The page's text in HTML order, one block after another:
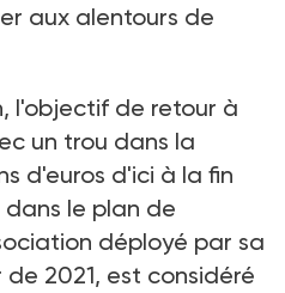
aux alentours de
l'objectif de retour à
un trou dans la
d'euros d'ici à la fin
le plan de
déployé par sa
2021, est considéré